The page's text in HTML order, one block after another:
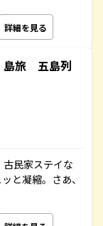
詳細を見る
旅 五島列
民家ステイな
と凝縮。さあ、